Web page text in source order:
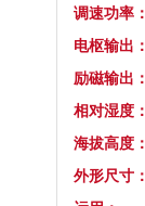
调速功率：
电枢输出：
励磁输出：
相对湿度：
海拔高度：
外形尺寸：